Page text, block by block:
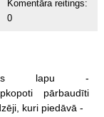
Komentāra reitings:
0
lapu
-
pārbaudīti
kuri piedāvā -